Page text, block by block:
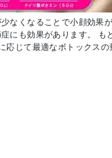
なくなることで小顔効果
にも効果があります。 も
応じて最適なボトックスの